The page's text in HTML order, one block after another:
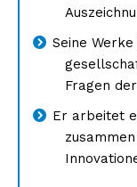
Seine
Fragen
Er arbeitet